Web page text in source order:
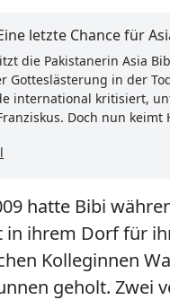
letzte Chance für
die Pakistanerin Asia
Gotteslästerung in der
international kritisiert,
Doch nun keimt
hatte Bibi
in ihrem Dorf für
Kolleginnen
geholt. Zwei